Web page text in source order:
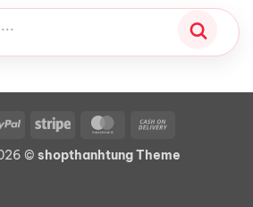
PayPal Stripe MasterCard
Delivery
© shopthanhtung Theme